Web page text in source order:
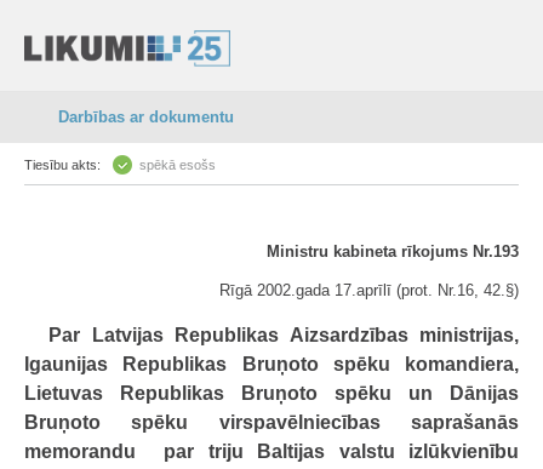
Darbības ar dokumentu
Tiesību akts: spēkā esošs
Ministru kabineta rīkojums Nr.193
Rīgā 2002.gada 17.aprīlī (prot. Nr.16, 42.§)
Par Latvijas Republikas Aizsardzības ministrijas,
Igaunijas Republikas Bruņoto spēku komandiera,
Lietuvas Republikas Bruņoto spēku un Dānijas
Bruņoto spēku virspavēlniecības saprašanās
memorandu par triju Baltijas valstu izlūkvienību